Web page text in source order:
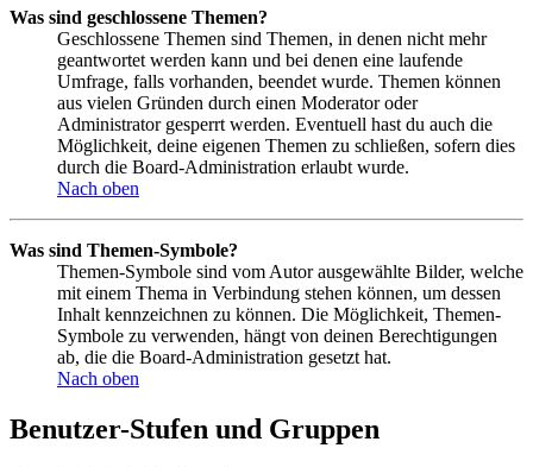
Was sind geschlossene Themen?
Geschlossene Themen sind Themen, in denen nicht mehr
geantwortet werden kann und bei denen eine laufende
Umfrage, falls vorhanden, beendet wurde. Themen können
aus vielen Gründen durch einen Moderator oder
Administrator gesperrt werden. Eventuell hast du auch die
Möglichkeit, deine eigenen Themen zu schließen, sofern dies
durch die Board-Administration erlaubt wurde.
Nach oben
Was sind Themen-Symbole?
Themen-Symbole sind vom Autor ausgewählte Bilder, welche
mit einem Thema in Verbindung stehen können, um dessen
Inhalt kennzeichnen zu können. Die Möglichkeit, Themen-
Symbole zu verwenden, hängt von deinen Berechtigungen
ab, die die Board-Administration gesetzt hat.
Nach oben
Benutzer-Stufen und Gruppen